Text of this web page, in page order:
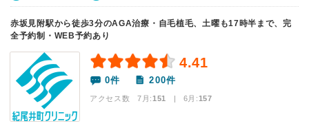
赤坂見附駅から徒歩3分のAGA治療・自毛植毛、土曜も17時半まで、完
全予約制・WEB予約あり
4.41
0件 200件
アクセス数 7月:151 | 6月:157